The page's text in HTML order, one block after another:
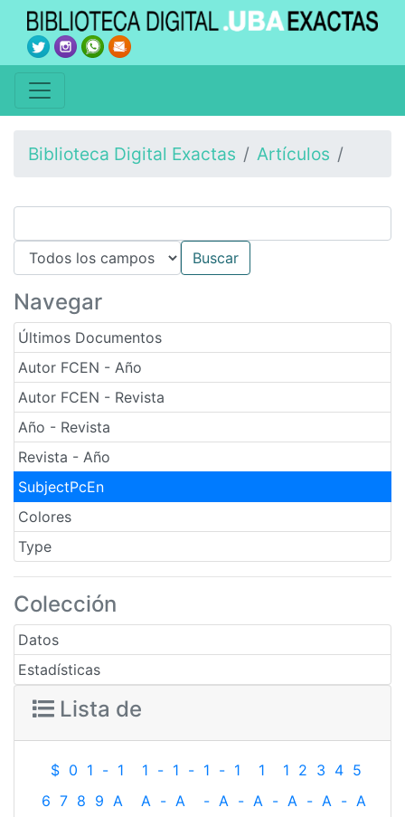
Biblioteca Digital Exactas Artículos
Navegar
Últimos Documentos
Autor FCEN - Año
Autor FCEN - Revista
Año - Revista
Revista - Año
SubjectPcEn
Colores
Type
Colección
Datos
Estadísticas
Lista de
$ 0 1 - 1 1 - 1 - 1 - 1 1 1 2 3 4 5
6 7 8 9 A A - A - A - A - A - A - A